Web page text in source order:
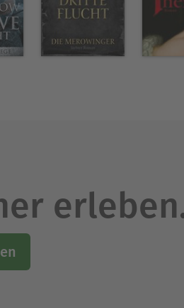
von Richard
2024 ein weiteres.